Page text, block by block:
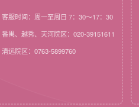
客服时间：周一至周日 7：30～17：30
番禺、越秀、天河院区：020-39151611
清远院区：0763-5899760